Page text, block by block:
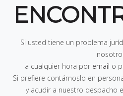
Si usted tiene un problema
a cualquier hora por email o
Si prefiere contárnoslo en
y acudir a nuestro despacho